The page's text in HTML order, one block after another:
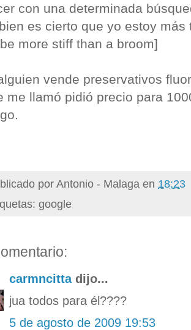
con una determinada
es cierto que yo estoy más
more stiff than a broom]
vende preservativos
me llamó pidió precio para
porAntonio - Malaga en 18:23
google
carmncittadijo...
jua todos para él????
5 de agosto de 2009 19:53